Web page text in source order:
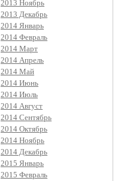
2013 Ноябрь
2013 Декабрь
2014 Январь
2014 Февраль
2014 Март
2014 Апрель
2014 Май
2014 Июнь
2014 Июль
2014 Август
2014 Сентябрь
2014 Октябрь
2014 Ноябрь
2014 Декабрь
2015 Январь
2015 Февраль